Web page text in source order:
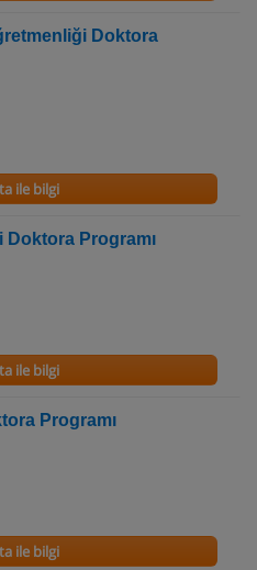
Doktora
ile bilgi
Programı
ile bilgi
Programı
ile bilgi